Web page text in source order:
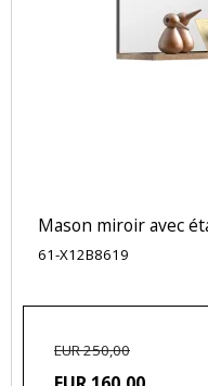
Mason miroir avec
61-X12B8619
EUR 250,00